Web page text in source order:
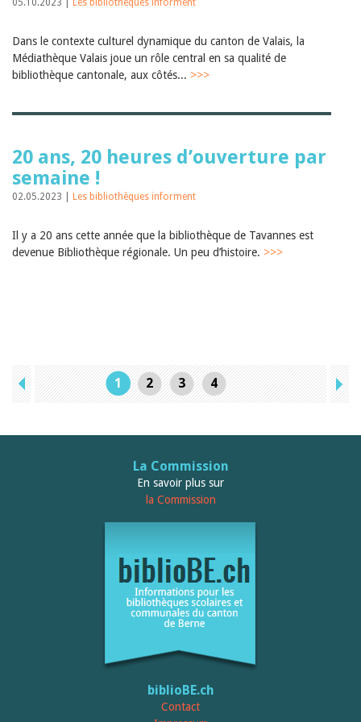
05.10.2023 | Les bibliothèques informent
Dans le contexte culturel dynamique du canton de Valais, la
Médiathèque Valais joue un rôle central en sa qualité de
bibliothèque cantonale, aux côtés... >>>
20 ans, 20 heures d’ouverture par
semaine !
02.05.2023 | Les bibliothèques informent
Il y a 20 ans cette année que la bibliothèque de Tavannes est
devenue Bibliothèque régionale. Un peu d’histoire. >>>
1 2 3 4
La Commission
En savoir plus sur
la Commission
biblioBE.ch
Contact